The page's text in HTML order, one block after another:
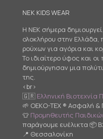
NEK KIDS WEAR
Η NEK σήμερα
ολοκλήρου στην Ελλάδα,
ρούχων για αγόρια και
Το ιδιαίτερο ύφος και
δημιούργησαν μια
της.
<br>
🇬🇷 Ελληνική Βιοτεχνία
🌱 OEKO-TEX ® Ασφαλή
👕 Προμηθευτής
παράγουμε ευέλικτα 📦
📍 Θεσσαλονίκη